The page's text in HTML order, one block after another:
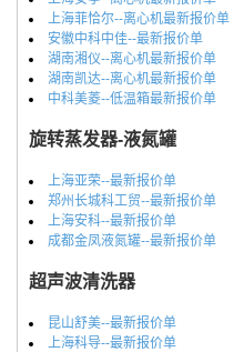
上海菲恰尔--离心机最新报价单
安徽中科中佳--最新报价单
湖南湘仪--离心机最新报价单
湖南凯达--离心机最新报价单
中科美菱--低温箱最新报价单
旋转蒸发器-液氮罐
上海亚荣--最新报价单
郑州长城科工贸--最新报价单
上海安科--最新报价单
成都金凤液氮罐--最新报价单
超声波清洗器
昆山舒美--最新报价单
上海科导--最新报价单